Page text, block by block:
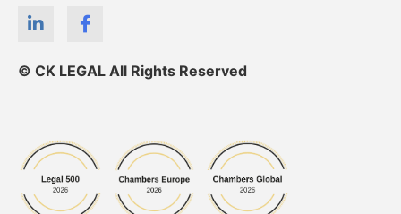
© CK LEGAL All Rights Reserved